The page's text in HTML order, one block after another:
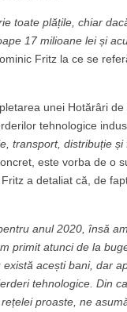
toate plățile, chiar
17 milioane lei și
Fritz la ce se
unei Hotărâri de
tehnologice
transport, distribuție și
este vorba de o
a detaliat că, de
anul 2020, însă
primit atunci de la
acești bani, dar
tehnologice. Din
proaste, ne